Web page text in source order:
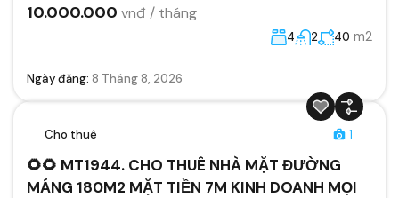
10.000.000 vnđ / tháng
4 2 40 m2
Ngày đăng: 8 Tháng 8, 2026
Cho thuê 1
🌻🌻 MT1944. CHO THUÊ NHÀ MẶT ĐƯỜNG
MÁNG 180M2 MẶT TIỀN 7M KINH DOANH MỌI